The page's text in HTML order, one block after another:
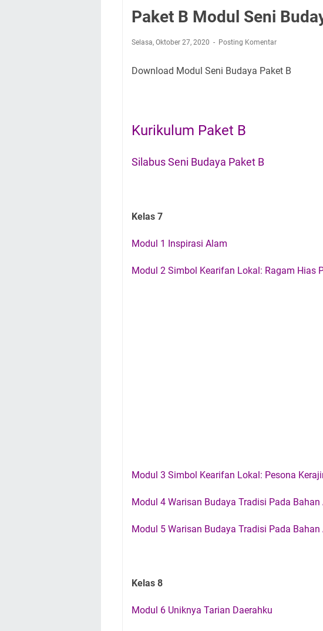
Paket B Modul Seni
Selasa, Oktober 27, 2020 Posting Komentar
Download Modul Seni Budaya Paket B
Kurikulum Paket B
Silabus Seni Budaya Paket B
Kelas 7
Modul 1 Inspirasi Alam
Modul 2 Simbol Kearifan Lokal: Ragam Hias
Modul 3 Simbol Kearifan Lokal: Pesona
Modul 4 Warisan Budaya Tradisi Pada Bahan
Modul 5 Warisan Budaya Tradisi Pada Bahan
Kelas 8
Modul 6 Uniknya Tarian Daerahku